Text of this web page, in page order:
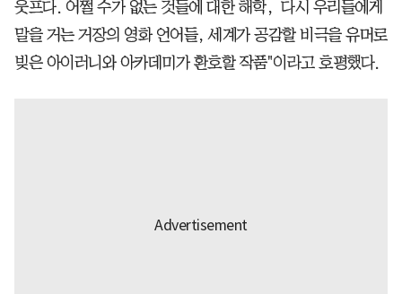
웃프다. 어쩔 수가 없는 것들에 대한 해학, 다시 우리들에게
말을 거는 거장의 영화 언어들, 세계가 공감할 비극을 유머로
빚은 아이러니와 아카데미가 환호할 작품"이라고 호평했다.